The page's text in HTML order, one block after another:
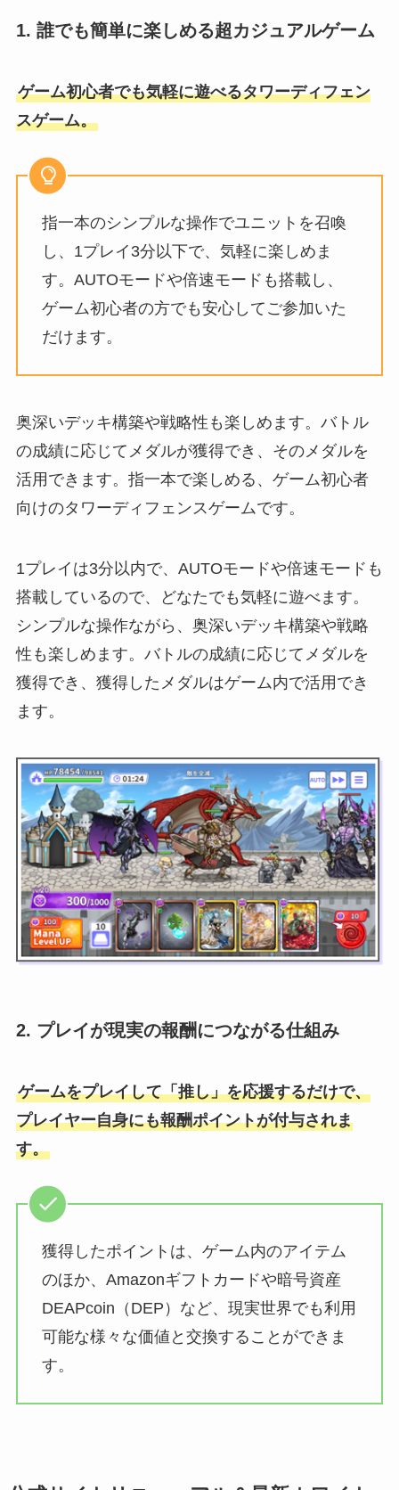
1. 誰でも簡単に楽しめる超カジュアルゲーム
ゲーム初⼼者でも気軽に遊べるタワーディフェン
スゲーム。
指⼀本のシンプルな操作でユニットを召喚
し、1プレイ3分以下で、気軽に楽しめま
す。AUTOモードや倍速モードも搭載し、
ゲーム初⼼者の⽅でも安⼼してご参加いた
だけます。
奥深いデッキ構築や戦略性も楽しめます。バトル
の成績に応じてメダルが獲得でき、そのメダルを
活⽤できます。指⼀本で楽しめる、ゲーム初⼼者
向けのタワーディフェンスゲームです。
1プレイは3分以内で、AUTOモードや倍速モードも
搭載しているので、どなたでも気軽に遊べます。
シンプルな操作ながら、奥深いデッキ構築や戦略
性も楽しめます。バトルの成績に応じてメダルを
獲得でき、獲得したメダルはゲーム内で活⽤でき
ます。
2. プレイが現実の報酬につながる仕組み
ゲームをプレイして「推し」を応援するだけで、
プレイヤー⾃⾝にも報酬ポイントが付与されま
す。
獲得したポイントは、ゲーム内のアイテム
のほか、Amazonギフトカードや暗号資産
DEAPcoin（DEP）など、現実世界でも利⽤
可能な様々な価値と交換することができま
す。